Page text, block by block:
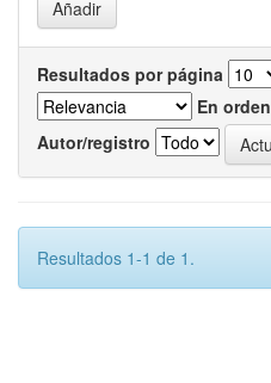
Resultados por página
En orden
Autor/registro
Resultados 1-1 de 1.